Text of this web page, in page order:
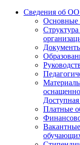
Сведения об ОО
Основные
Доступная
Платные